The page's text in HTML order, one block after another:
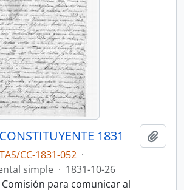
1831
CC-1831-052 ·
simple · 1831-10-26
para comunicar al